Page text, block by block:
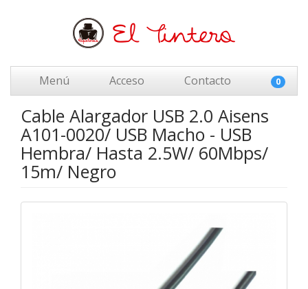
Menú Acceso Contacto 0
Cable Alargador USB 2.0 Aisens
A101-0020/ USB Macho - USB
Hembra/ Hasta 2.5W/ 60Mbps/
15m/ Negro